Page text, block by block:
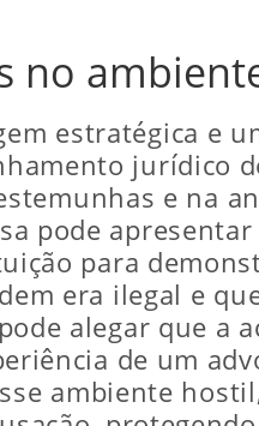
no
estratégica e
jurídico
e na
pode
para
era ilegal e
alegar que a
de um
ambiente